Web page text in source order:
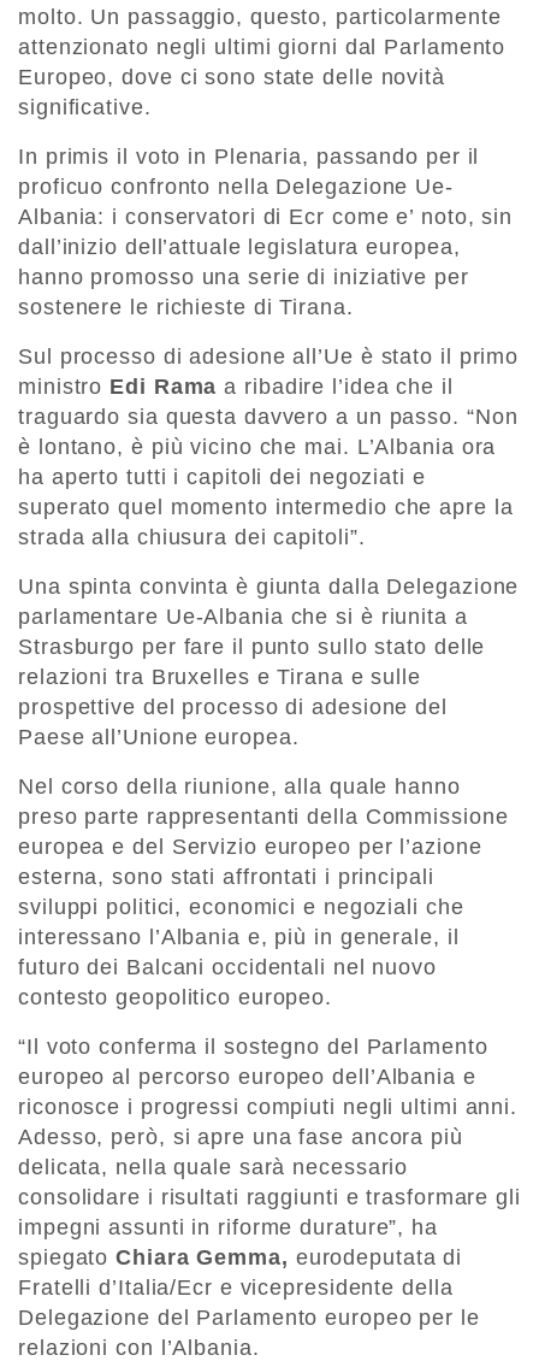
molto. Un passaggio, questo, particolarmente
attenzionato negli ultimi giorni dal Parlamento
Europeo, dove ci sono state delle novità
significative.
In primis il voto in Plenaria, passando per il
proficuo confronto nella Delegazione Ue-
Albania: i conservatori di Ecr come e’ noto, sin
dall’inizio dell’attuale legislatura europea,
hanno promosso una serie di iniziative per
sostenere le richieste di Tirana.
Sul processo di adesione all’Ue è stato il primo
ministro Edi Rama a ribadire l’idea che il
traguardo sia questa davvero a un passo. “Non
è lontano, è più vicino che mai. L’Albania ora
ha aperto tutti i capitoli dei negoziati e
superato quel momento intermedio che apre la
strada alla chiusura dei capitoli”.
Una spinta convinta è giunta dalla Delegazione
parlamentare Ue-Albania che si è riunita a
Strasburgo per fare il punto sullo stato delle
relazioni tra Bruxelles e Tirana e sulle
prospettive del processo di adesione del
Paese all’Unione europea.
Nel corso della riunione, alla quale hanno
preso parte rappresentanti della Commissione
europea e del Servizio europeo per l’azione
esterna, sono stati affrontati i principali
sviluppi politici, economici e negoziali che
interessano l’Albania e, più in generale, il
futuro dei Balcani occidentali nel nuovo
contesto geopolitico europeo.
“Il voto conferma il sostegno del Parlamento
europeo al percorso europeo dell’Albania e
riconosce i progressi compiuti negli ultimi anni.
Adesso, però, si apre una fase ancora più
delicata, nella quale sarà necessario
consolidare i risultati raggiunti e trasformare gli
impegni assunti in riforme durature”, ha
spiegatoChiara Gemma, eurodeputata di
Fratelli d’Italia/Ecr e vicepresidente della
Delegazione del Parlamento europeo per le
relazioni con l’Albania.